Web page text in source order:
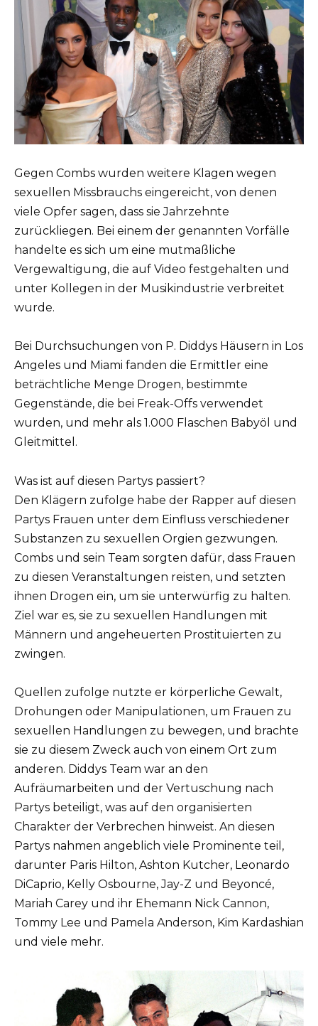
Gegen Combs wurden weitere Klagen wegen
sexuellen Missbrauchs eingereicht, von denen
viele Opfer sagen, dass sie Jahrzehnte
zurückliegen. Bei einem der genannten Vorfälle
handelte es sich um eine mutmaßliche
Vergewaltigung, die auf Video festgehalten und
unter Kollegen in der Musikindustrie verbreitet
wurde.
Bei Durchsuchungen von P. Diddys Häusern in Los
Angeles und Miami fanden die Ermittler eine
beträchtliche Menge Drogen, bestimmte
Gegenstände, die bei Freak-Offs verwendet
wurden, und mehr als 1.000 Flaschen Babyöl und
Gleitmittel.
Was ist auf diesen Partys passiert?
Den Klägern zufolge habe der Rapper auf diesen
Partys Frauen unter dem Einfluss verschiedener
Substanzen zu sexuellen Orgien gezwungen.
Combs und sein Team sorgten dafür, dass Frauen
zu diesen Veranstaltungen reisten, und setzten
ihnen Drogen ein, um sie unterwürfig zu halten.
Ziel war es, sie zu sexuellen Handlungen mit
Männern und angeheuerten Prostituierten zu
zwingen.
Quellen zufolge nutzte er körperliche Gewalt,
Drohungen oder Manipulationen, um Frauen zu
sexuellen Handlungen zu bewegen, und brachte
sie zu diesem Zweck auch von einem Ort zum
anderen. Diddys Team war an den
Aufräumarbeiten und der Vertuschung nach
Partys beteiligt, was auf den organisierten
Charakter der Verbrechen hinweist. An diesen
Partys nahmen angeblich viele Prominente teil,
darunter Paris Hilton, Ashton Kutcher, Leonardo
DiCaprio, Kelly Osbourne, Jay-Z und Beyoncé,
Mariah Carey und ihr Ehemann Nick Cannon,
Tommy Lee und Pamela Anderson, Kim Kardashian
und viele mehr.